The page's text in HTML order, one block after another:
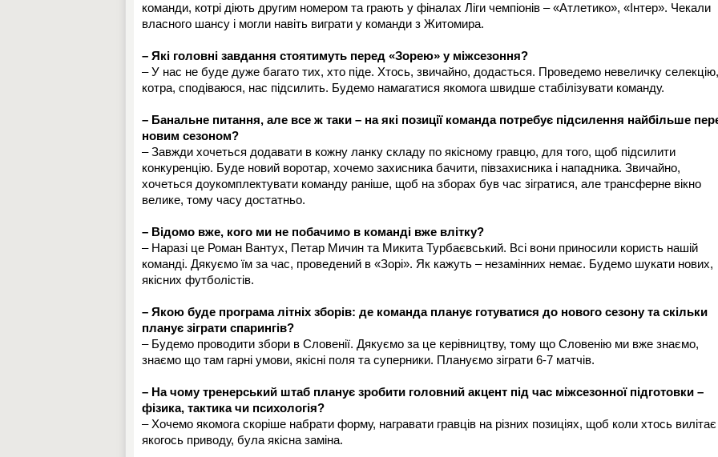
команди, котрі діють другим номером та грають у фіналах Ліги чемпіонів – «Атлетико», «Інтер». Чекали
власного шансу і могли навіть виграти у команди з Житомира.
– Які головні завдання стоятимуть перед «Зорею» у міжсезоння?
– У нас не буде дуже багато тих, хто піде. Хтось, звичайно, додасться. Проведемо невеличку селекцію,
котра, сподіваюся, нас підсилить. Будемо намагатися якомога швидше стабілізувати команду.
– Банальне питання, але все ж таки – на які позиції команда потребує підсилення найбільше
новим сезоном?
– Завжди хочеться додавати в кожну ланку складу по якісному гравцю, для того, щоб підсилити
конкуренцію. Буде новий воротар, хочемо захисника бачити, півзахисника і нападника. Звичайно,
хочеться доукомплектувати команду раніше, щоб на зборах був час зігратися, але трансферне вікно
велике, тому часу достатньо.
– Відомо вже, кого ми не побачимо в команді вже влітку?
– Наразі це Роман Вантух, Петар Мичин та Микита Турбаєвський. Всі вони приносили користь нашій
команді. Дякуємо їм за час, проведений в «Зорі». Як кажуть – незамінних немає. Будемо шукати нових,
якісних футболістів.
– Якою буде програма літніх зборів: де команда планує готуватися до нового сезону та скільки
планує зіграти спарингів?
– Будемо проводити збори в Словенії. Дякуємо за це керівництву, тому що Словенію ми вже знаємо,
знаємо що там гарні умови, якісні поля та суперники. Плануємо зіграти 6-7 матчів.
– На чому тренерський штаб планує зробити головний акцент під час міжсезонної підготовки –
фізика, тактика чи психологія?
– Хочемо якомога скоріше набрати форму, награвати гравців на різних позиціях, щоб коли хтось
якогось приводу, була якісна заміна.